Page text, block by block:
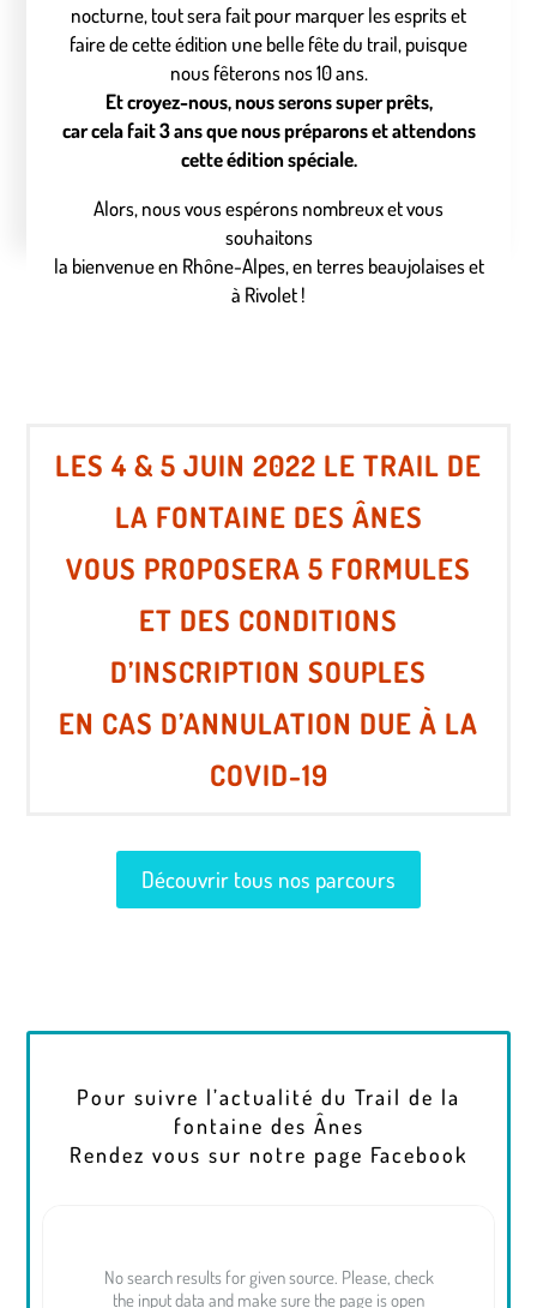
nocturne, tout sera fait pour marquer les esprits et
faire de cette édition une belle fête du trail, puisque
nous fêterons nos 10 ans.
Et croyez-nous, nous serons super prêts,
car cela fait 3 ans que nous préparons et attendons
cette édition spéciale.
Alors, nous vous espérons nombreux et vous
souhaitons
la bienvenue en Rhône-Alpes, en terres beaujolaises et
à Rivolet !
LES 4 & 5 JUIN 2022 LE TRAIL DE
LA FONTAINE DES ÂNES
VOUS PROPOSERA 5 FORMULES
ET DES CONDITIONS
D’INSCRIPTION SOUPLES
EN CAS D’ANNULATION DUE À LA
COVID-19
Découvrir tous nos parcours
Pour suivre l’actualité du Trail de la
fontaine des Ânes
Rendez vous sur notre page Facebook
No search results for given source. Please, check
the input data and make sure the page is open